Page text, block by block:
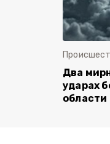
Два
ударах
области